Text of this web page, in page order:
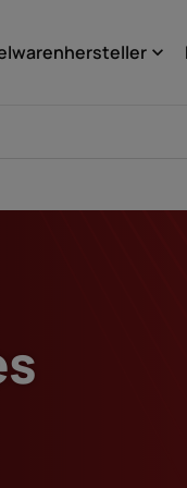
keyboard_arrow_down